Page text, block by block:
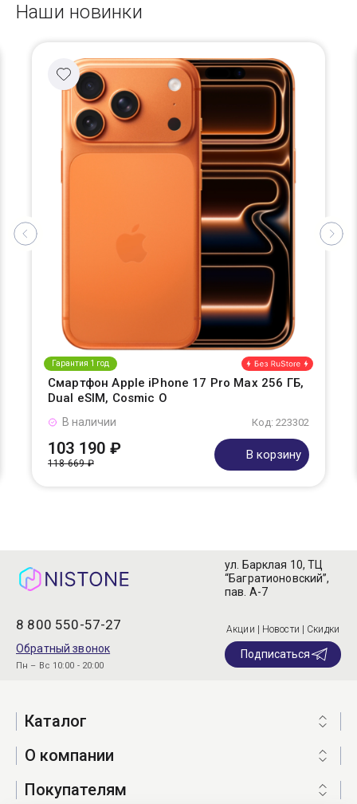
Наши новинки
Гарантия 1 год
Смартфон Apple iPhone 17 Pro Max 256 ГБ,
Dual eSIM, Cosmic O
Код: 223302
В наличии
103 190 ₽
118 669 ₽
В корзину
8 800 550-57-27
Обратный звонок
Пн – Вс 10:00 - 20:00
ул. Барклая 10, ТЦ
“Багратионовский”,
пав. А-7
Акции | Новости | Скидки
Подписаться
Каталог
О компании
Покупателям